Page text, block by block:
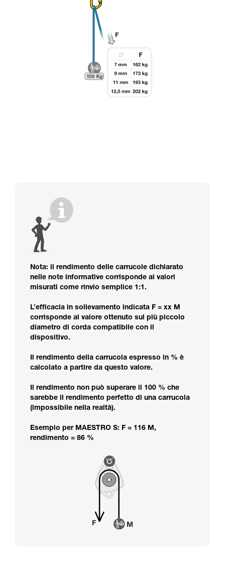
Nota: il rendimento delle carrucole dichiarato
nelle note informative corrisponde ai valori
misurati come rinvio semplice 1:1.
L’efficacia in sollevamento indicata F = xx M
corrisponde al valore ottenuto sul più piccolo
diametro di corda compatibile con il
dispositivo.
Il rendimento della carrucola espresso in % è
calcolato a partire da questo valore.
Il rendimento non può superare il 100 % che
sarebbe il rendimento perfetto di una carrucola
(impossibile nella realtà).
Esempio per MAESTRO S: F = 116 M,
rendimento = 86 %